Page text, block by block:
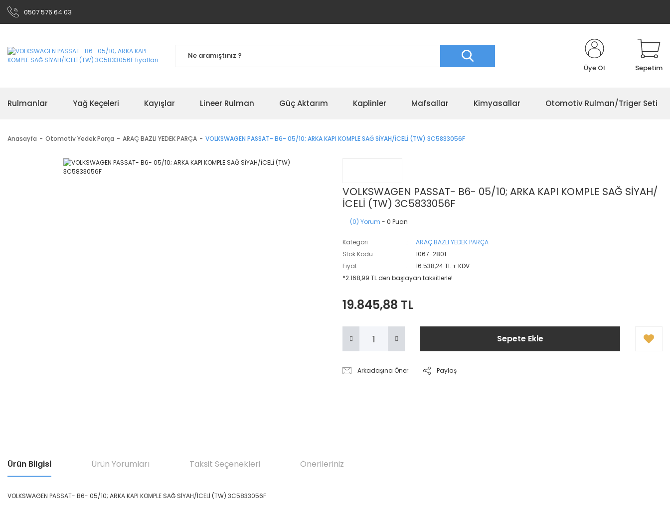
0507 576 64 03
Üye Ol Sepetim
Rulmanlar Yağ Keçeleri Kayışlar Lineer Rulman Güç Aktarım Kaplinler Mafsallar Kimyasallar Otomotiv Rulman/Triger Seti
Anasayfa Otomotiv Yedek Parça ARAÇ BAZLI YEDEK PARÇA VOLKSWAGEN PASSAT- B6- 05/10; ARKA KAPI KOMPLE SAĞ SİYAH/İCELİ (TW) 3C5833056F
VOLKSWAGEN PASSAT- B6- 05/10; ARKA KAPI KOMPLE SAĞ SİYAH/
İCELİ (TW) 3C5833056F
(0) Yorum - 0 Puan
Kategori
ARAÇ BAZLI YEDEK PARÇA
Stok Kodu
1067-2801
Fiyat
16.538,24 TL + KDV
*2.168,99 TL den başlayan taksitlerle!
19.845,88 TL
Sepete Ekle
Arkadaşına Öner Paylaş
Ürün Bilgisi Ürün Yorumları Taksit Seçenekleri Önerileriniz
VOLKSWAGEN PASSAT- B6- 05/10; ARKA KAPI KOMPLE SAĞ SİYAH/İCELİ (TW) 3C5833056F